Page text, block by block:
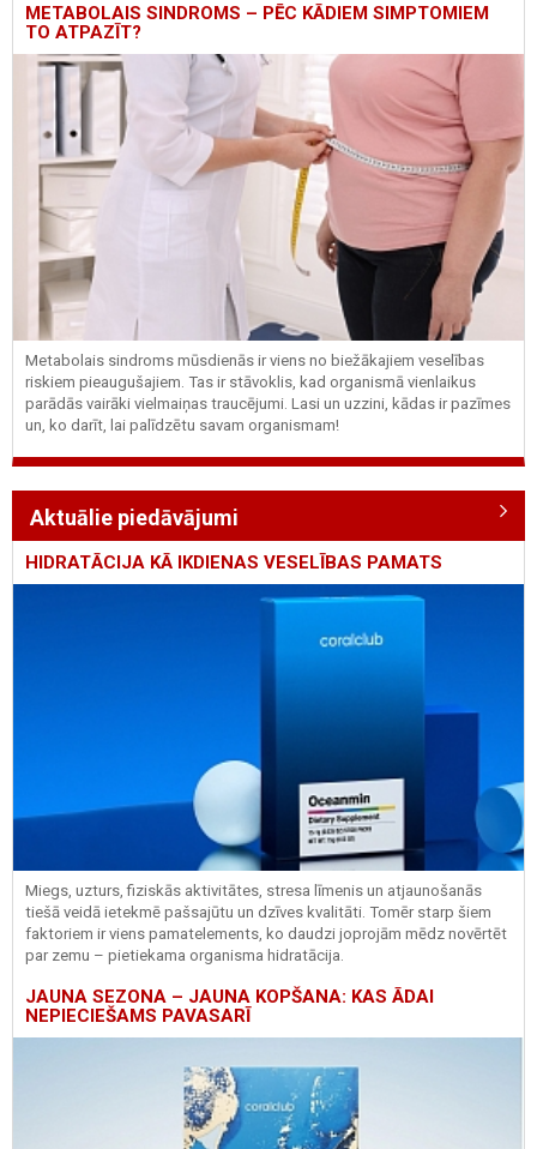
METABOLAIS SINDROMS – PĒC KĀDIEM SIMPTOMIEM
TO ATPAZĪT?
Metabolais sindroms mūsdienās ir viens no biežākajiem veselības
riskiem pieaugušajiem. Tas ir stāvoklis, kad organismā vienlaikus
parādās vairāki vielmaiņas traucējumi. Lasi un uzzini, kādas ir pazīmes
un, ko darīt, lai palīdzētu savam organismam!
Aktuālie piedāvājumi
HIDRATĀCIJA KĀ IKDIENAS VESELĪBAS PAMATS
Miegs, uzturs, fiziskās aktivitātes, stresa līmenis un atjaunošanās
tiešā veidā ietekmē pašsajūtu un dzīves kvalitāti. Tomēr starp šiem
faktoriem ir viens pamatelements, ko daudzi joprojām mēdz novērtēt
par zemu – pietiekama organisma hidratācija.
JAUNA SEZONA – JAUNA KOPŠANA: KAS ĀDAI
NEPIECIEŠAMS PAVASARĪ